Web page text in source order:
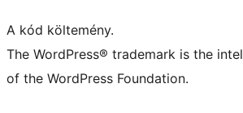
A kód költemény.
The WordPress® trademark is the
of the WordPress Foundation.